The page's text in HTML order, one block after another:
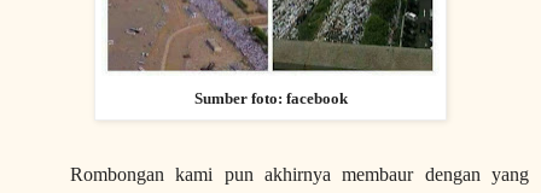
Sumber foto: facebook
Rombongan kami pun akhirnya membaur dengan yang